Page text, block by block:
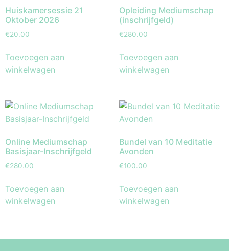
Huiskamersessie 21
Oktober 2026
€20.00
Toevoegen aan
winkelwagen
Opleiding Mediumschap
(inschrijfgeld)
€280.00
Toevoegen aan
winkelwagen
Online Mediumschap
Basisjaar-Inschrijfgeld
€280.00
Toevoegen aan
winkelwagen
Bundel van 10 Meditatie
Avonden
€100.00
Toevoegen aan
winkelwagen